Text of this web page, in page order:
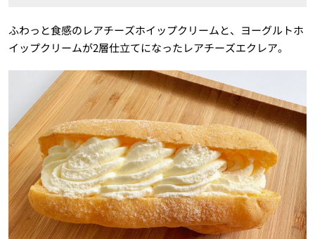
ふわっと食感のレアチーズホイップクリームと、ヨーグルトホ
イップクリームが2層仕立てになったレアチーズエクレア。